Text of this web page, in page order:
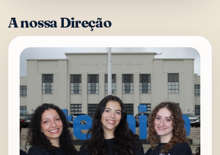
A nossa Direção